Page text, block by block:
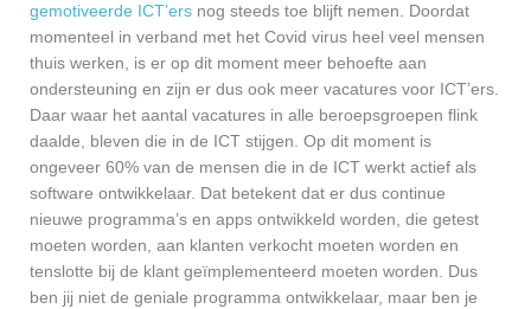
gemotiveerde ICT’ers nog steeds toe blijft nemen. Doordat
momenteel in verband met het Covid virus heel veel mensen
thuis werken, is er op dit moment meer behoefte aan
ondersteuning en zijn er dus ook meer vacatures voor ICT’ers.
Daar waar het aantal vacatures in alle beroepsgroepen flink
daalde, bleven die in de ICT stijgen. Op dit moment is
ongeveer 60% van de mensen die in de ICT werkt actief als
software ontwikkelaar. Dat betekent dat er dus continue
nieuwe programma’s en apps ontwikkeld worden, die getest
moeten worden, aan klanten verkocht moeten worden en
tenslotte bij de klant geïmplementeerd moeten worden. Dus
ben jij niet de geniale programma ontwikkelaar, maar ben je